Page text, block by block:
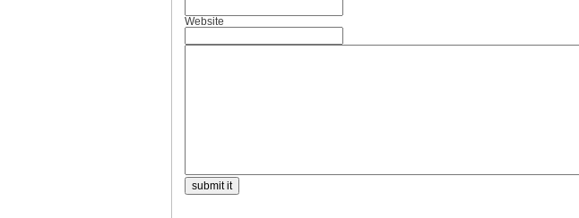
Website